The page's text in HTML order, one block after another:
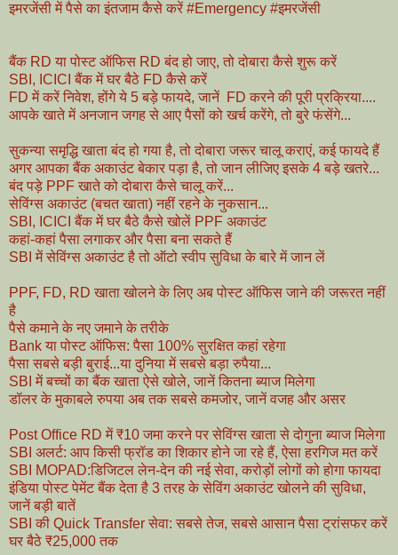
इमरजेंसी में पैसे का इंतजाम कैसे करें #Emergency #इमरजेंसी
बैंक RD या पोस्ट ऑफिस RD बंद हो जाए, तो दोबारा कैसे शुरू करें
SBI, ICICI बैंक में घर बैठे FD कैसे करें
FD में करें निवेश, होंगे ये 5 बड़े फायदे, जानें FD करने की पूरी प्रक्रिया....
आपके खाते में अनजान जगह से आए पैसों को खर्च करेंगे, तो बुरे फंसेंगे...
सुकन्या समृद्धि खाता बंद हो गया है, तो दोबारा जरूर चालू कराएं, कई फायदे हैं
अगर आपका बैंक अकाउंट बेकार पड़ा है, तो जान लीजिए इसके 4 बड़े खतरे...
बंद पड़े PPF खाते को दोबारा कैसे चालू करें...
सेविंग्स अकाउंट (बचत खाता) नहीं रहने के नुकसान...
SBI, ICICI बैंक में घर बैठे कैसे खोलें PPF अकाउंट
कहां-कहां पैसा लगाकर और पैसा बना सकते हैं
SBI में सेविंग्स अकाउंट है तो ऑटो स्वीप सुविधा के बारे में जान लें
PPF, FD, RD खाता खोलने के लिए अब पोस्ट ऑफिस जाने की जरूरत नहीं
है
पैसे कमाने के नए जमाने के तरीके
Bank या पोस्ट ऑफिस: पैसा 100% सुरक्षित कहां रहेगा
पैसा सबसे बड़ी बुराई...या दुनिया में सबसे बड़ा रुपैया...
SBI में बच्चों का बैंक खाता ऐसे खोले, जानें कितना ब्याज मिलेगा
डॉलर के मुकाबले रुपया अब तक सबसे कमजोर, जानें वजह और असर
Post Office RD में ₹10 जमा करने पर सेविंग्स खाता से दोगुना ब्याज मिलेगा
SBI अलर्ट: आप किसी फ्रॉड का शिकार होने जा रहे हैं, ऐसा हरगिज मत करें
SBI MOPAD:डिजिटल लेन-देन की नई सेवा, करोड़ों लोगों को होगा फायदा
इंडिया पोस्ट पेमेंट बैंक देता है 3 तरह के सेविंग अकाउंट खोलने की सुविधा,
जानें बड़ी बातें
SBI की Quick Transfer सेवा: सबसे तेज, सबसे आसान पैसा ट्रांसफर करें
घर बैठे ₹25,000 तक